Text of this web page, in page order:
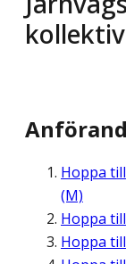
Hoppa till
(M)
Hoppa till
Hoppa till